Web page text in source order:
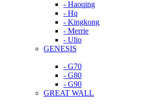
- Haoqing
- Hq
- Kingkong
- Merrie
- Ulio
GENESIS
- G70
- G80
- G90
GREAT WALL